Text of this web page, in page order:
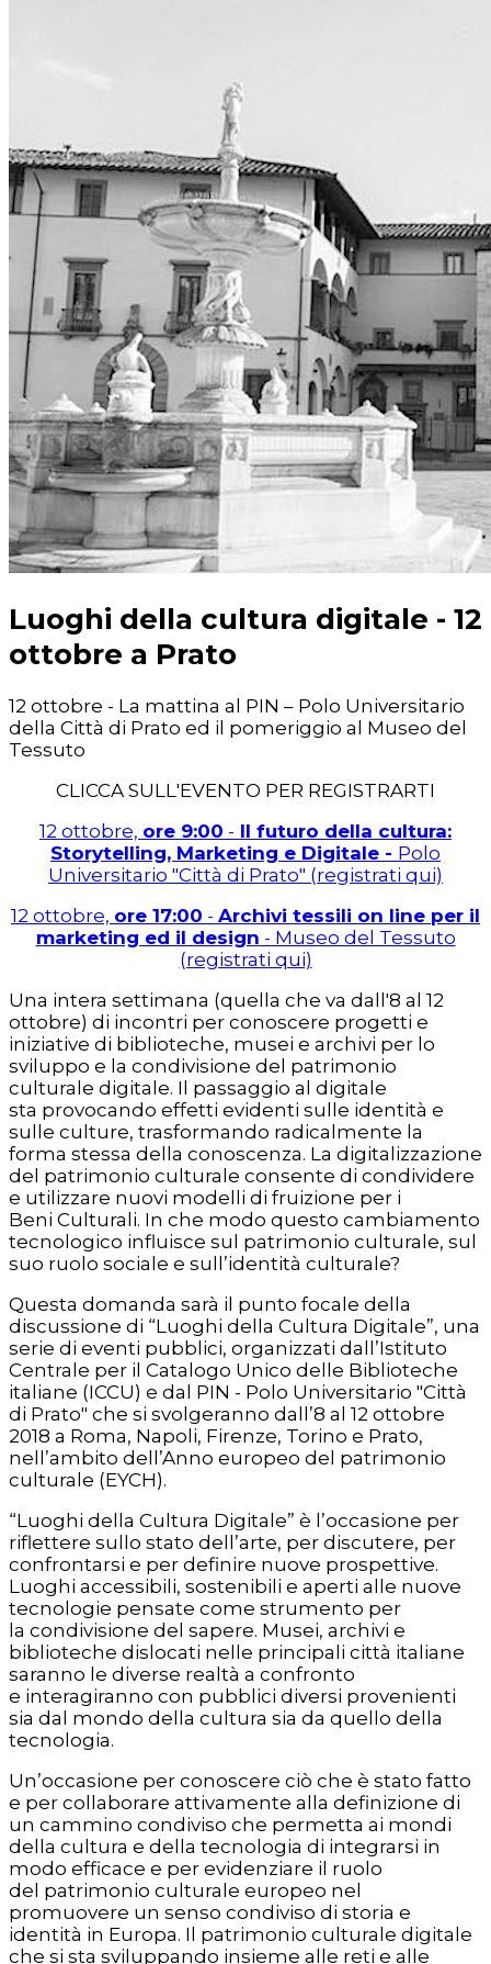
Luoghi della cultura digitale - 12
ottobre a Prato
12 ottobre - La mattina al PIN – Polo Universitario
della Città di Prato ed il pomeriggio al Museo del
Tessuto
CLICCA SULL'EVENTO PER REGISTRARTI
12 ottobre, ore 9:00 - Il futuro della cultura:
Storytelling, Marketing e Digitale - Polo
Universitario "Città di Prato" (registrati qui)
12 ottobre, ore 17:00 - Archivi tessili on line per il
marketing ed il design - Museo del Tessuto
(registrati qui)
Una intera settimana (quella che va dall'8 al 12
ottobre) di incontri per conoscere progetti e
iniziative di biblioteche, musei e archivi per lo
sviluppo e la condivisione del patrimonio
culturale digitale. Il passaggio al digitale
sta provocando effetti evidenti sulle identità e
sulle culture, trasformando radicalmente la
forma stessa della conoscenza. La digitalizzazione
del patrimonio culturale consente di condividere
e utilizzare nuovi modelli di fruizione per i
Beni Culturali. In che modo questo cambiamento
tecnologico influisce sul patrimonio culturale, sul
suo ruolo sociale e sull’identità culturale?
Questa domanda sarà il punto focale della
discussione di “Luoghi della Cultura Digitale”, una
serie di eventi pubblici, organizzati dall’Istituto
Centrale per il Catalogo Unico delle Biblioteche
italiane (ICCU) e dal PIN - Polo Universitario "Città
di Prato" che si svolgeranno dall’8 al 12 ottobre
2018 a Roma, Napoli, Firenze, Torino e Prato,
nell’ambito dell’Anno europeo del patrimonio
culturale (EYCH).
“Luoghi della Cultura Digitale” è l’occasione per
riflettere sullo stato dell’arte, per discutere, per
confrontarsi e per definire nuove prospettive.
Luoghi accessibili, sostenibili e aperti alle nuove
tecnologie pensate come strumento per
la condivisione del sapere. Musei, archivi e
biblioteche dislocati nelle principali città italiane
saranno le diverse realtà a confronto
e interagiranno con pubblici diversi provenienti
sia dal mondo della cultura sia da quello della
tecnologia.
Un’occasione per conoscere ciò che è stato fatto
e per collaborare attivamente alla definizione di
un cammino condiviso che permetta ai mondi
della cultura e della tecnologia di integrarsi in
modo efficace e per evidenziare il ruolo
del patrimonio culturale europeo nel
promuovere un senso condiviso di storia e
identità in Europa. Il patrimonio culturale digitale
che si sta sviluppando insieme alle reti e alle